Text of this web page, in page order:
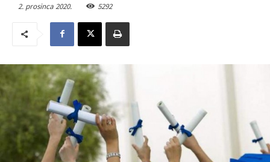
2. prosinca 2020. 5292